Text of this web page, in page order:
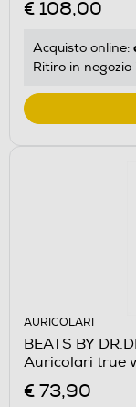
€ 108,00
Acquisto online:
Ritiro in
AURICOLARI
BEATS BY
Auricolari true
€ 73,90